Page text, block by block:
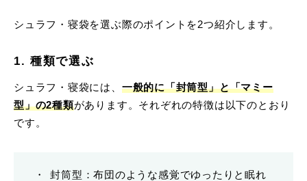
シュラフ・寝袋を選ぶ際のポイントを2つ紹介します。
1. 種類で選ぶ
シュラフ・寝袋には、 一般的に「封筒型」と「マミー
型」の2種類があります。それぞれの特徴は以下のとおり
です。
封筒型：布団のような感覚でゆったりと眠れ